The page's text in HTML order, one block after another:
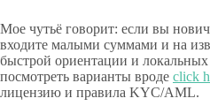
Мое чутьё говорит: если вы
входите малыми суммами и на
быстрой ориентации и
посмотреть варианты вроде click
лицензию и правила KYC/AML.